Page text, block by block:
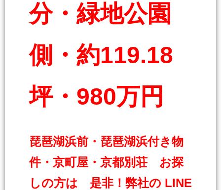
分・緑地公園
側・約119.18
坪・980万円
琵琶湖浜前・琵琶湖浜付き物
件・京町屋・京都別荘 お探
しの方は 是非！弊社の LINE